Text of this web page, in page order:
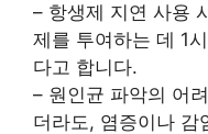
– 항생제 지연 사용
제를 투여하는 데 1
다고 합니다.
– 원인균 파악의 어
더라도, 염증이나 감